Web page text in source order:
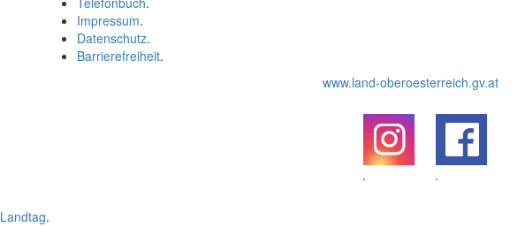
Impressum.
Datenschutz.
Barrierefreiheit.
www.land-oberoesterreich.gv.at
.
.
Landtag.